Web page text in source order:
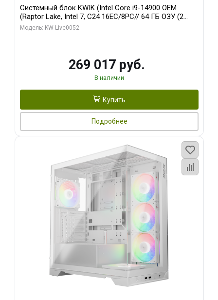
Системный блок KWIK (Intel Core i9-14900 OEM
(Raptor Lake, Intel 7, C24 16EC/8PC// 64 ГБ ОЗУ (2
модуля)/ Palit RTX5080 GAMINGPRO OC 16GB GDDR7
Модель: KW-Live0052
269 017 руб.
В наличии
Купить
Подробнее